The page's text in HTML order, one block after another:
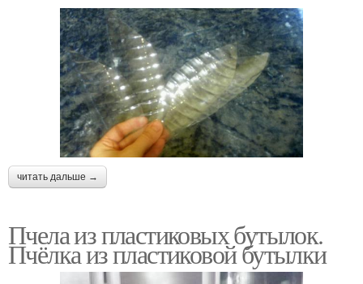
читать дальше →
Пчела из пластиковых бутылок.
Пчёлка из пластиковой бутылки